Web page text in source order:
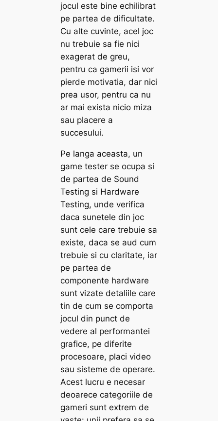
jocul este bine echilibrat
pe partea de dificultate.
Cu alte cuvinte, acel joc
nu trebuie sa fie nici
exagerat de greu,
pentru ca gamerii isi vor
pierde motivatia, dar nici
prea usor, pentru ca nu
ar mai exista nicio miza
sau placere a
succesului.
Pe langa aceasta, un
game tester se ocupa si
de partea de Sound
Testing si Hardware
Testing, unde verifica
daca sunetele din joc
sunt cele care trebuie sa
existe, daca se aud cum
trebuie si cu claritate, iar
pe partea de
componente hardware
sunt vizate detaliile care
tin de cum se comporta
jocul din punct de
vedere al performantei
grafice, pe diferite
procesoare, placi video
sau sisteme de operare.
Acest lucru e necesar
deoarece categoriile de
gameri sunt extrem de